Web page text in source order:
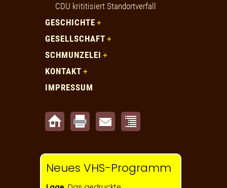
CDU krititisiert Standortverfall
GESCHICHTE
GESELLSCHAFT
SCHMUNZELEI
KONTAKT
IMPRESSUM
Neues VHS-Programm